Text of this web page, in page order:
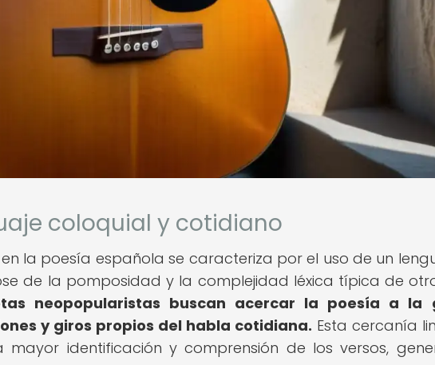
coloquial y cotidiano
la poesía española se caracteriza por el uso de un
de la pomposidad y la complejidad léxica típica de
neopopularistas buscan acercar la poesía a la
y giros propios del habla cotidiana. Esta cercanía
mayor identificación y comprensión de los versos,